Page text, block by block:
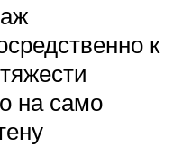
к
на само